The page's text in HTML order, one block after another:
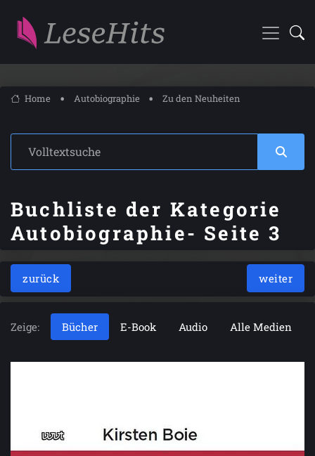
Home Autobiographie Zu den Neuheiten
Buchliste der Kategorie
Autobiographie- Seite 3
weiter
zurück
Zeige: Bücher E-Book Audio Alle Medien